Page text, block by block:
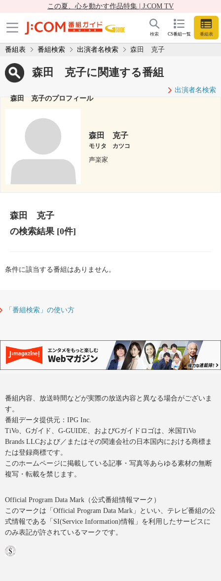
この夏、心を動かす作品特集 | J:COM TV
CS番組一覧 番組表
検索
番組表 番組検索 出演者名検索 森田 克子
森田 克子に関連する番組
出演者名検索
森田 克子のプロフィール
森田 克子
モリタ カツコ
声楽家
森田 克子
の検索結果[0件]
条件に該当する番組はありません。
「番組検索」の使い方
番組内容、放送時間などが実際の放送内容と異なる場合がございま
す。
番組データ提供元：IPG Inc.
TiVo、Gガイド、G-GUIDE、およびGガイドロゴは、米国TiVo
Brands LLCおよび／またはその関連会社の日本国内における商標ま
たは登録商標です。
このホームページに掲載している記事・写真等あらゆる素材の無断
複写・転載を禁じます。
Official Program Data Mark（公式番組情報マーク）
このマークは「Official Program Data Mark」といい、テレビ番組の公
式情報である「SI(Service Information)情報」を利用したサービスに
のみ表記が許されているマークです。